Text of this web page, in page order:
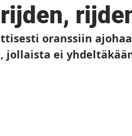
Winter Classic 2022
Rulli 2024
oranssiin
ei